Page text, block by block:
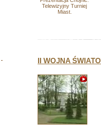
-
Telewizyjny Turniej
Miast.
II WOJNA